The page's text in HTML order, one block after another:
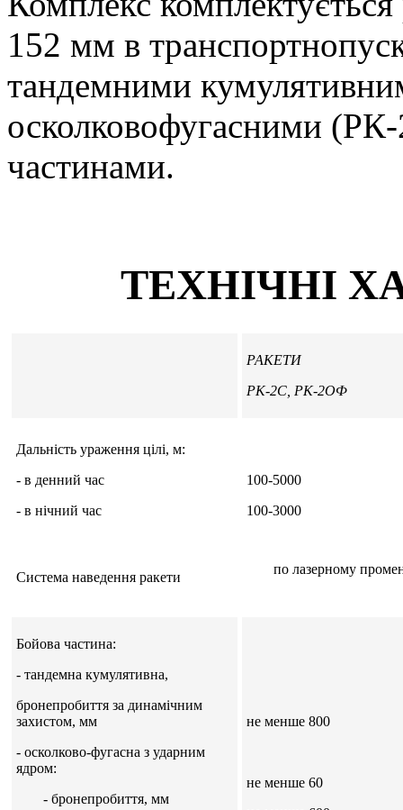
152 мм в
тандемними
осколковофугасними
частинами.
ТЕХНІЧНІ
РАКЕТИ
РК-2С, РК-2ОФ
Дальність ураження цілі, м:
- в денний час
- в нічний час
100-5000
100-3000
Система наведення ракети
по лазерному
Бойова частина:
- тандемна кумулятивна,
бронепробиття за динамічним
захистом, мм
- осколково-фугасна з ударним
ядром:
- бронепробиття, мм
не менше 800
не менше 60